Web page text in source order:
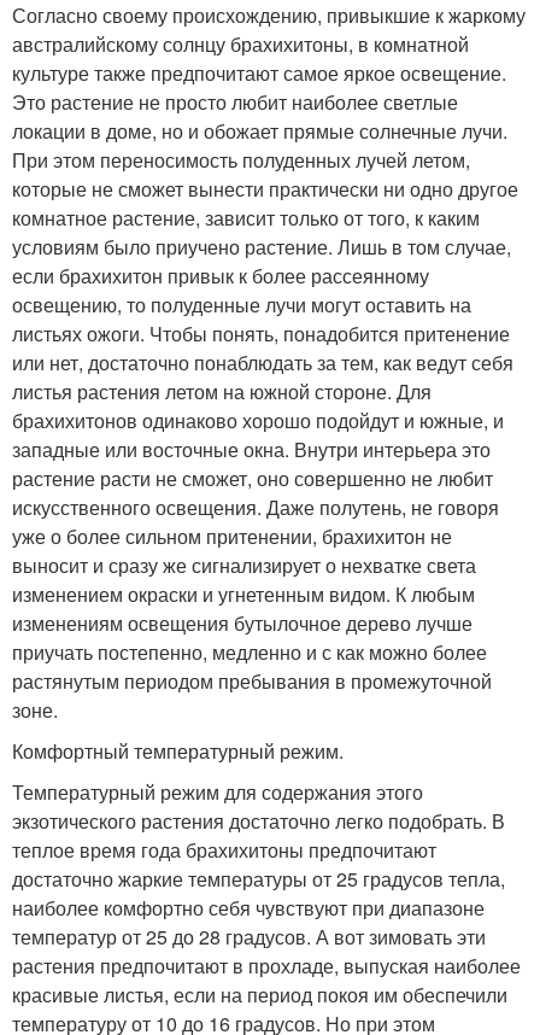
Согласно своему происхождению, привыкшие к жаркому
австралийскому солнцу брахихитоны, в комнатной
культуре также предпочитают самое яркое освещение.
Это растение не просто любит наиболее светлые
локации в доме, но и обожает прямые солнечные лучи.
При этом переносимость полуденных лучей летом,
которые не сможет вынести практически ни одно другое
комнатное растение, зависит только от того, к каким
условиям было приучено растение. Лишь в том случае,
если брахихитон привык к более рассеянному
освещению, то полуденные лучи могут оставить на
листьях ожоги. Чтобы понять, понадобится притенение
или нет, достаточно понаблюдать за тем, как ведут себя
листья растения летом на южной стороне. Для
брахихитонов одинаково хорошо подойдут и южные, и
западные или восточные окна. Внутри интерьера это
растение расти не сможет, оно совершенно не любит
искусственного освещения. Даже полутень, не говоря
уже о более сильном притенении, брахихитон не
выносит и сразу же сигнализирует о нехватке света
изменением окраски и угнетенным видом. К любым
изменениям освещения бутылочное дерево лучше
приучать постепенно, медленно и с как можно более
растянутым периодом пребывания в промежуточной
зоне.
Комфортный температурный режим.
Температурный режим для содержания этого
экзотического растения достаточно легко подобрать. В
теплое время года брахихитоны предпочитают
достаточно жаркие температуры от 25 градусов тепла,
наиболее комфортно себя чувствуют при диапазоне
температур от 25 до 28 градусов. А вот зимовать эти
растения предпочитают в прохладе, выпуская наиболее
красивые листья, если на период покоя им обеспечили
температуру от 10 до 16 градусов. Но при этом